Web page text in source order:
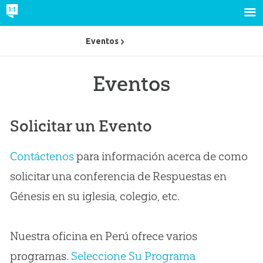
Eventos
Solicitar un Evento
Contáctenospara información acerca de como
solicitar una conferencia de Respuestas en
Génesis en su iglesia, colegio, etc.
Nuestra oficina en Perú ofrece varios
programas. Seleccione Su Programa
Eventos